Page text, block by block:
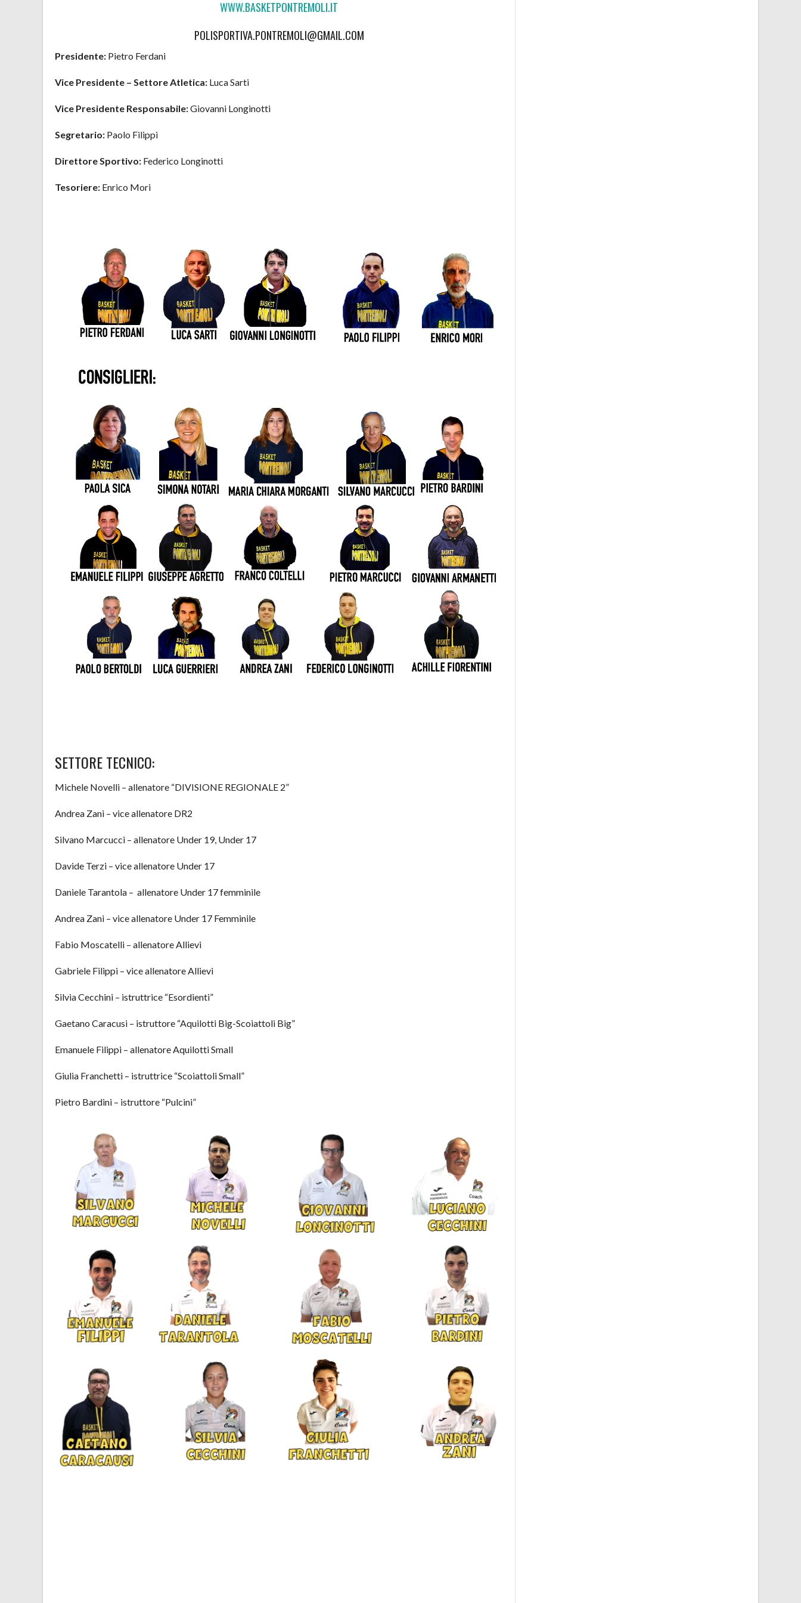
WWW.BASKETPONTREMOLI.IT
POLISPORTIVA.PONTREMOLI@GMAIL.COM
Presidente: Pietro Ferdani
Vice Presidente – Settore Atletica: Luca Sarti
Vice Presidente Responsabile:Giovanni Longinotti
Segretario: Paolo Filippi
Direttore Sportivo: Federico Longinotti
Tesoriere: Enrico Mori
SETTORE TECNICO:
Michele Novelli – allenatore “DIVISIONE REGIONALE 2”
Andrea Zani – vice allenatore DR2
Silvano Marcucci – allenatore Under 19, Under 17
Davide Terzi – vice allenatore Under 17
Daniele Tarantola – allenatore Under 17 femminile
Andrea Zani – vice allenatore Under 17 Femminile
Fabio Moscatelli – allenatore Allievi
Gabriele Filippi – vice allenatore Allievi
Silvia Cecchini – istruttrice “Esordienti”
Gaetano Caracusi – istruttore “Aquilotti Big-Scoiattoli Big”
Emanuele Filippi – allenatore Aquilotti Small
Giulia Franchetti – istruttrice “Scoiattoli Small”
Pietro Bardini – istruttore “Pulcini”